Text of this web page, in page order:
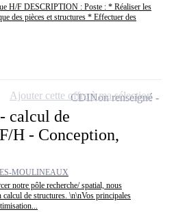
H/F DESCRIPTION : Poste : * Réaliser les
des pièces et structures * Effectuer des
calcul de
H - Conception,
MOULINEAUX
notre pôle recherche/ spatial, nous
de structures. \n\nVos principales
CDINon renseigné
Ajouter cette offre à ma sélection